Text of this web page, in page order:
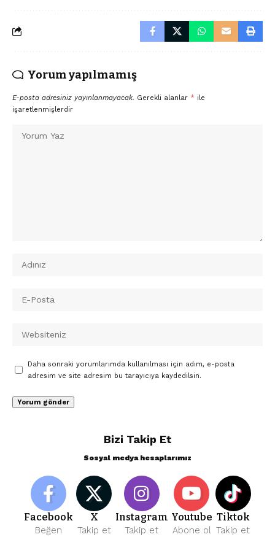
Yorum yapılmamış
E-posta adresiniz yayınlanmayacak. Gerekli alanlar * ile
işaretlenmişlerdir
Daha sonraki yorumlarımda kullanılması için adım, e-posta
adresim ve site adresim bu tarayıcıya kaydedilsin.
Bizi Takip Et
Sosyal medya hesaplarımız
Facebook
Beğen
X
Takip et
Instagram
Takip et
Youtube
Abone ol
Tiktok
Takip et